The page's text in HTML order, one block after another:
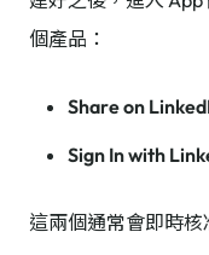
個產品：
Share on
Sign In with
這兩個通常會即時核